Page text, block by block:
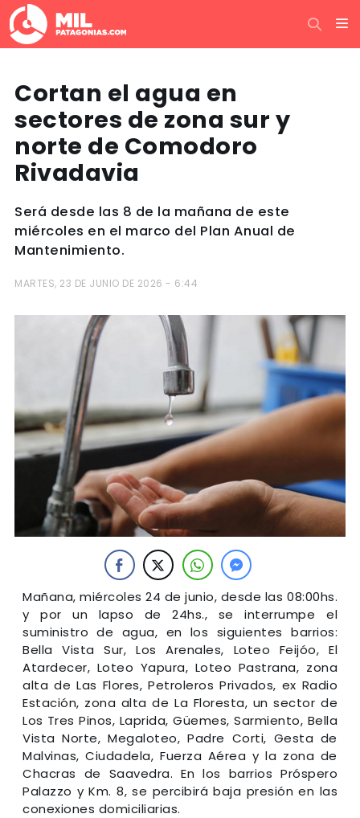
Cortan el agua en
sectores de zona sur y
norte de Comodoro
Rivadavia
Será desde las 8 de la mañana de este
miércoles en el marco del Plan Anual de
Mantenimiento.
MARTES, 23 DE JUNIO DE 2026 - 6:44
Mañana, miércoles 24 de junio, desde las 08:00hs.
y por un lapso de 24hs., se interrumpe el
suministro de agua, en los siguientes barrios:
Bella Vista Sur, Los Arenales, Loteo Feijóo, El
Atardecer, Loteo Yapura, Loteo Pastrana, zona
alta de Las Flores, Petroleros Privados, ex Radio
Estación, zona alta de La Floresta, un sector de
Los Tres Pinos, Laprida, Güemes, Sarmiento, Bella
Vista Norte, Megaloteo, Padre Corti, Gesta de
Malvinas, Ciudadela, Fuerza Aérea y la zona de
Chacras de Saavedra. En los barrios Próspero
Palazzo y Km. 8, se percibirá baja presión en las
conexiones domiciliarias.